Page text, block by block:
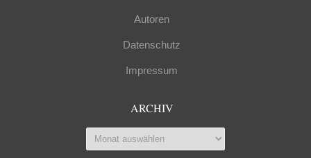
Autoren
Datenschutz
Impressum
ARCHIV